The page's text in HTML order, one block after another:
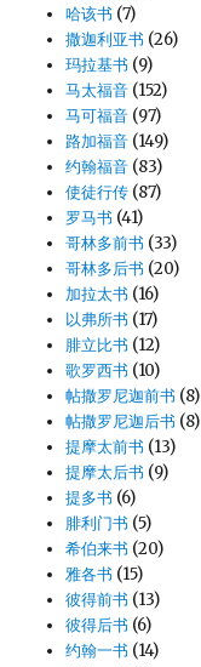
哈该书 (7)
撒迦利亚书 (26)
玛拉基书 (9)
马太福音 (152)
马可福音 (97)
路加福音 (149)
约翰福音 (83)
使徒行传 (87)
罗马书 (41)
哥林多前书 (33)
哥林多后书 (20)
加拉太书 (16)
以弗所书 (17)
腓立比书 (12)
歌罗西书 (10)
帖撒罗尼迦前书 (8)
帖撒罗尼迦后书 (8)
提摩太前书 (13)
提摩太后书 (9)
提多书 (6)
腓利门书 (5)
希伯来书 (20)
雅各书 (15)
彼得前书 (13)
彼得后书 (6)
约翰一书 (14)